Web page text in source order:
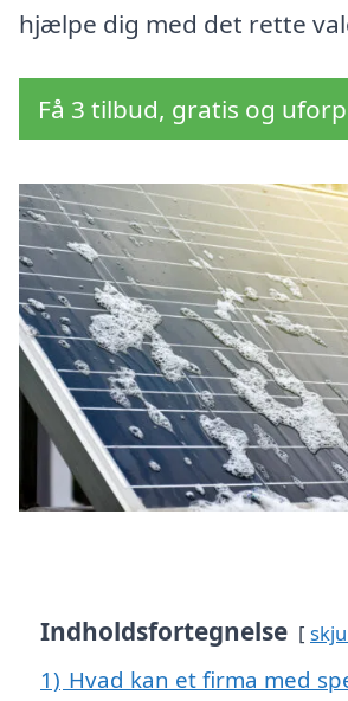
hjælpe dig med det rette
Få 3 tilbud, gratis og
Indholdsfortegnelse
1) Hvad kan et firma med